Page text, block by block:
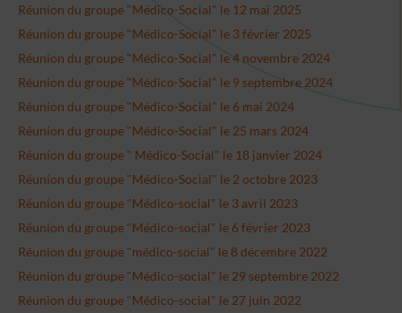
Réunion du groupe "Médico-Social" le 12 mai 2025
Réunion du groupe "Médico-Social" le 3 février 2025
Réunion du groupe "Médico-Social" le 4 novembre 2024
Réunion du groupe "Médico-Social" le 9 septembre 2024
Réunion du groupe "Médico-Social" le 6 mai 2024
Réunion du groupe "Médico-Social" le 25 mars 2024
Réunion du groupe " Médico-Social" le 18 janvier 2024
Réunion du groupe "Médico-Social" le 2 octobre 2023
Réunion du groupe "Médico-social" le 3 avril 2023
Réunion du groupe "Médico-social" le 6 février 2023
Réunion du groupe "médico-social" le 8 décembre 2022
Réunion du groupe "Médico-social" le 29 septembre 2022
Réunion du groupe "Médico-social" le 27 juin 2022